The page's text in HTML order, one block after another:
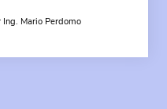
Mario Perdomo